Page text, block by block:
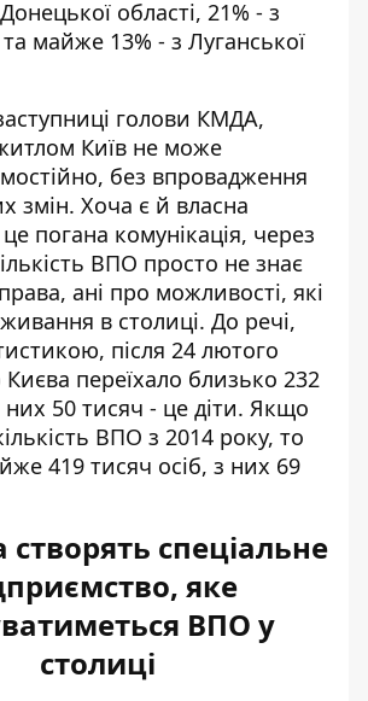
області, 21% - з
майже 13% - з Луганської
голови КМДА,
Київ не може
без впровадження
змін. Хоча є й власна
погана комунікація, через
ВПО просто не знає
ані про можливості, які
в столиці. До речі,
після 24 лютого
переїхало близько 232
них 50 тисяч - це діти. Якщо
ВПО з 2014 року, то
419 тисяч осіб, з них 69
спеціальне
яке
ВПО у
столиці